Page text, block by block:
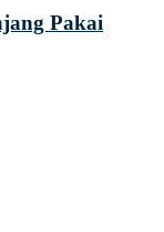
Pakai